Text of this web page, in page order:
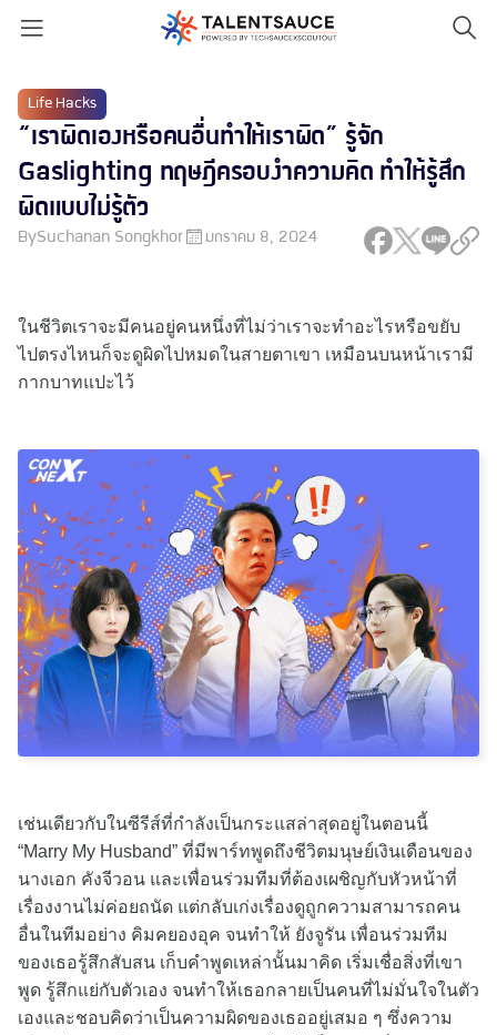
Life Hacks
“เราผิดเองหรือคนอื่นทำให้เราผิด” รู้จัก
Gaslighting ทฤษฎีครอบงำความคิด ทำให้รู้สึก
ผิดแบบไม่รู้ตัว
BySuchanan Songkhor มกราคม 8, 2024
ในชีวิตเราจะมีคนอยู่คนหนึ่งที่ไม่ว่าเราจะทำอะไรหรือขยับ
ไปตรงไหนก็จะดูผิดไปหมดในสายตาเขา เหมือนบนหน้าเรามี
กากบาทแปะไว้
เช่นเดียวกับในซีรีส์ที่กำลังเป็นกระแสล่าสุดอยู่ในตอนนี้
“Marry My Husband” ที่มีพาร์ทพูดถึงชีวิตมนุษย์เงินเดือนของ
นางเอก คังจีวอน และเพื่อนร่วมทีมที่ต้องเผชิญกับหัวหน้าที่
เรื่องงานไม่ค่อยถนัด แต่กลับเก่งเรื่องดูถูกความสามารถคน
อื่นในทีมอย่าง คิมคยองอุค จนทำให้ ยังจูรัน เพื่อนร่วมทีม
ของเธอรู้สึกสับสน เก็บคำพูดเหล่านั้นมาคิด เริ่มเชื่อสิ่งที่เขา
พูด รู้สึกแย่กับตัวเอง จนทำให้เธอกลายเป็นคนที่ไม่มั่นใจในตัว
เองและชอบคิดว่าเป็นความผิดของเธออยู่เสมอ ๆ ซึ่งความ